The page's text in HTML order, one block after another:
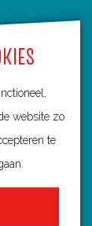
website zo
te